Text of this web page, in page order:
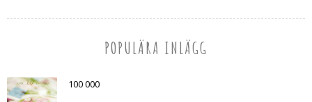
POPULÄRA INLÄGG
100 000